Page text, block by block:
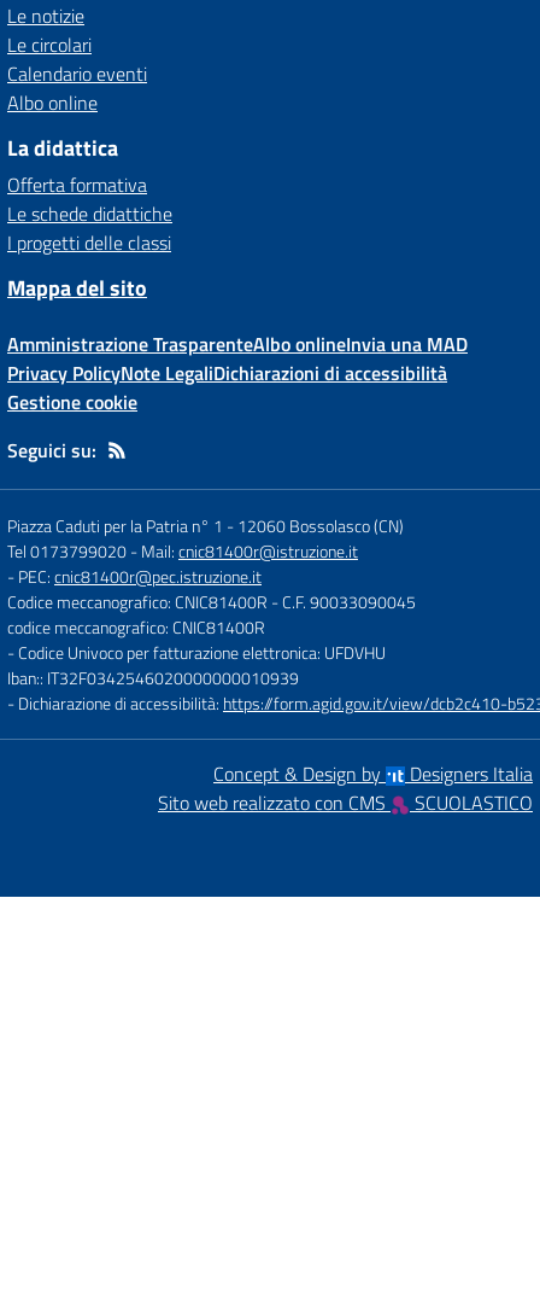
Le notizie
Le circolari
Calendario eventi
Albo online
La didattica
Offerta formativa
Le schede didattiche
I progetti delle classi
Mappa del sito
Amministrazione TrasparenteAlbo onlineInvia una MAD
Privacy PolicyNote LegaliDichiarazioni di accessibilità
Gestione cookie
Seguici su:
Piazza Caduti per la Patria n° 1 -12060 Bossolasco (CN)
Tel 0173799020- Mail:cnic81400r@istruzione.it
- PEC:cnic81400r@pec.istruzione.it
Codice meccanografico: CNIC81400R - C.F. 90033090045
codice meccanografico: CNIC81400R
- Codice Univoco per fatturazione elettronica: UFDVHU
Iban:: IT32F0342546020000000010939
- Dichiarazione di accessibilità: https://form.agid.gov.it/view/dcb2c410-
Concept & Design by
Designers Italia
Sito web realizzato con CMS
SCUOLASTICO